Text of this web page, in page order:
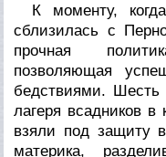
К моменту,
сблизилась с
прочная
позволяющая
бедствиями.
лагеря всадников
взяли под защиту
материка,